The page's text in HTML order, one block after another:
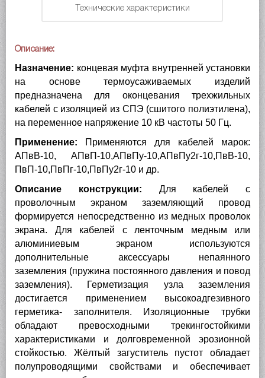
Технические характеристики
Описание:
Назначение: концевая муфта внутренней установки
на основе термоусаживаемых изделий
предназначена для оконцевания трехжильных
кабелей с изоляцией из СПЭ (сшитого полиэтилена),
на переменное напряжение 10 кВ частоты 50 Гц.
Применение:
Применяются для кабелей марок:
АПвВ-10, АПвП-10,АПвПу-10,АПвПу2г-10,ПвВ-10,
ПвП-10,ПвПг-10,ПвПу2г-10 и др.
Описание конструкции: Для кабелей с
проволочным экраном заземляющий провод
формируется непосредственно из медных проволок
экрана. Для кабелей с ленточным медным или
алюминиевым экраном используются
дополнительные аксессуары непаянного
заземления (пружина постоянного давления и повод
заземления). Герметизация узла заземления
достигается применением высокоадгезивного
герметика- заполнителя. Изоляционные трубки
обладают превосходными трекингостойкими
характеристиками и долговременной эрозионной
стойкостью. Жёлтый загуститель пустот обладает
полупроводящими свойствами и обеспечивает